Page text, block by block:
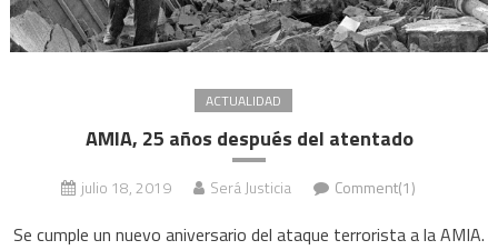
ACTUALIDAD
AMIA, 25 años después del atentado
julio 18, 2019 Será Justicia Comment(1)
Se cumple un nuevo aniversario del ataque terrorista a la AMIA.